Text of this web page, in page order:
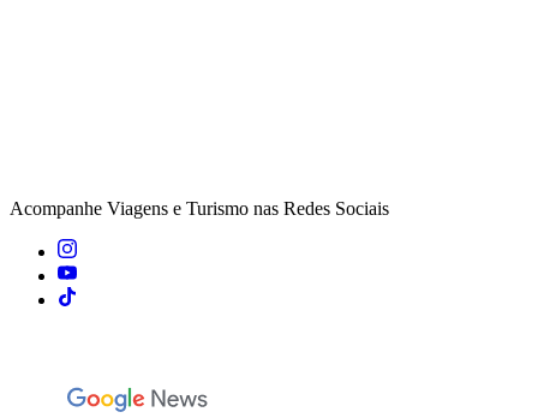
Acompanhe Viagens e Turismo nas Redes Sociais